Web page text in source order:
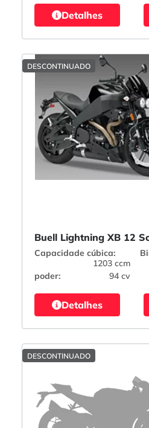
Detalhes
DESCONTINUADO
Buell Lightning XB 12
Capacidade cúbica:
1203 ccm
poder: 94 cv
Detalhes
DESCONTINUADO